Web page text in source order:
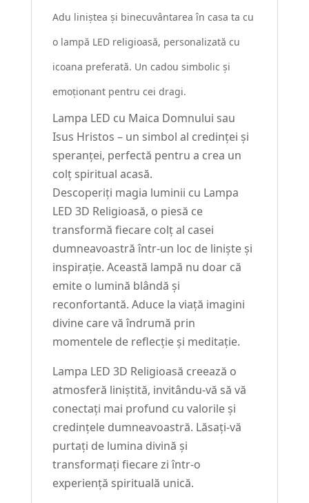
Adu liniștea și binecuvântarea în casa ta cu
o lampă LED religioasă, personalizată cu
icoana preferată. Un cadou simbolic și
emoționant pentru cei dragi.
Lampa LED cu Maica Domnului sau
Isus Hristos – un simbol al credinței și
speranței, perfectă pentru a crea un
colț spiritual acasă.
Descoperiți magia luminii cu Lampa
LED 3D Religioasă, o piesă ce
transformă fiecare colț al casei
dumneavoastră într-un loc de liniște și
inspirație. Această lampă nu doar că
emite o lumină blândă și
reconfortantă. Aduce la viață imagini
divine care vă îndrumă prin
momentele de reflecție și meditație.
Lampa LED 3D Religioasă creează o
atmosferă liniștită, invitându-vă să vă
conectați mai profund cu valorile și
credințele dumneavoastră. Lăsați-vă
purtați de lumina divină și
transformați fiecare zi într-o
experiență spirituală unică.